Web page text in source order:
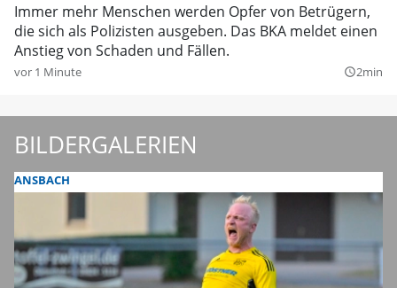
Immer mehr Menschen werden Opfer von Betrügern,
die sich als Polizisten ausgeben. Das BKA meldet einen
Anstieg von Schaden und Fällen.
vor 1 Minute query_builder2min
BILDERGALERIEN
ANSBACH